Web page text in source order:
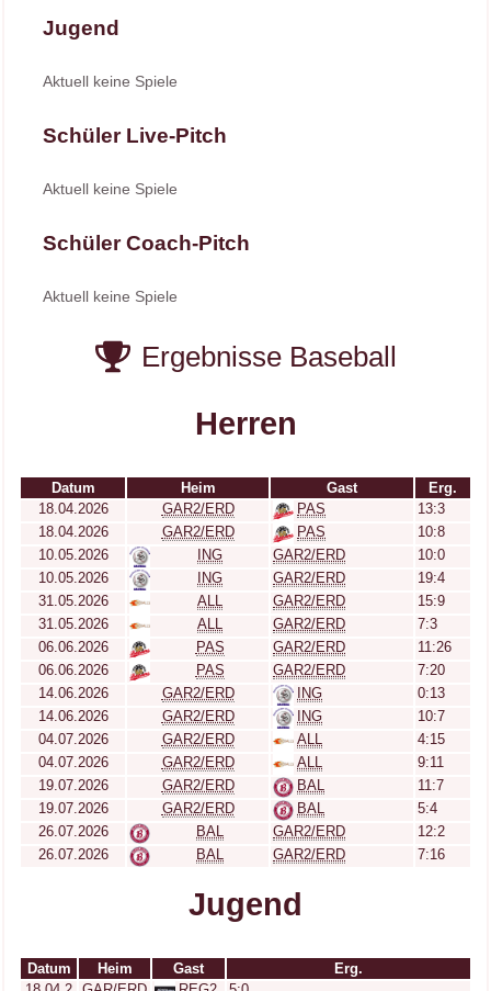
Jugend
Aktuell keine Spiele
Schüler Live-Pitch
Aktuell keine Spiele
Schüler Coach-Pitch
Aktuell keine Spiele
Ergebnisse Baseball
Herren
Datum Heim Gast
Erg.
18.04.2026
GAR2/ERD PAS
13:3
18.04.2026
GAR2/ERD PAS
10:8
10.05.2026
ING GAR2/ERD
10:0
10.05.2026
ING GAR2/ERD
19:4
31.05.2026
ALL GAR2/ERD
15:9
31.05.2026
ALL GAR2/ERD
7:3
06.06.2026
PAS GAR2/ERD
11:26
06.06.2026
PAS GAR2/ERD
7:20
14.06.2026
GAR2/ERD ING
0:13
14.06.2026
GAR2/ERD ING
10:7
04.07.2026
GAR2/ERD ALL
4:15
04.07.2026
GAR2/ERD ALL
9:11
19.07.2026
GAR2/ERD BAL
11:7
19.07.2026
GAR2/ERD BAL
5:4
26.07.2026
BAL GAR2/ERD
12:2
26.07.2026
BAL GAR2/ERD 7:16
Jugend
Datum Heim Gast
Erg.